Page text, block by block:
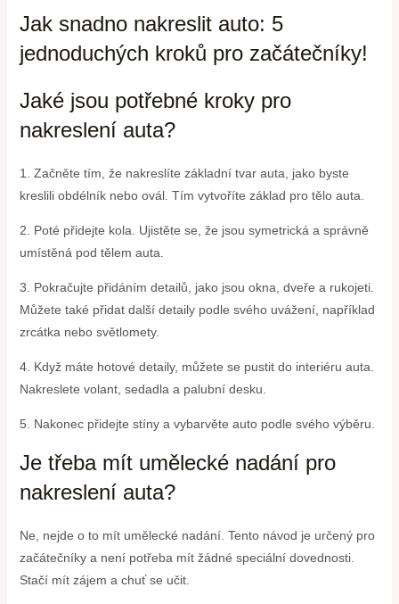
Jak snadno nakreslit auto: 5
jednoduchých kroků pro začátečníky!
Jaké jsou potřebné kroky pro
nakreslení auta?
1. Začněte tím, že nakreslíte základní tvar auta, jako byste
kreslili obdélník nebo ovál. Tím vytvoříte základ pro tělo auta.
2. Poté přidejte kola. Ujistěte se, že jsou symetrická a správně
umístěná pod tělem auta.
3. Pokračujte přidáním detailů, jako jsou okna, dveře a rukojeti.
Můžete také přidat další detaily podle svého uvážení, například
zrcátka nebo světlomety.
4. Když máte hotové detaily, můžete se pustit do interiéru auta.
Nakreslete volant, sedadla a palubní desku.
5. Nakonec přidejte stíny a vybarvěte auto podle svého výběru.
Je třeba mít umělecké nadání pro
nakreslení auta?
Ne, nejde o to mít umělecké nadání. Tento návod je určený pro
začátečníky a není potřeba mít žádné speciální dovednosti.
Stačí mít zájem a chuť se učit.